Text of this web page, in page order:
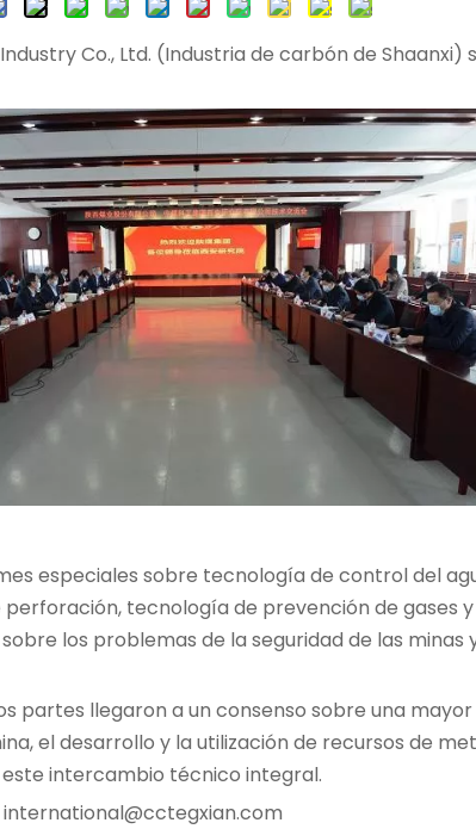
Co., Ltd. (Industria de carbón de
especiales sobre tecnología de control del
tecnología de prevención de
los problemas de la seguridad de las
partes llegaron a un consenso sobre una
el desarrollo y la utilización de recursos de
intercambio técnico integral.
international@cctegxian.com